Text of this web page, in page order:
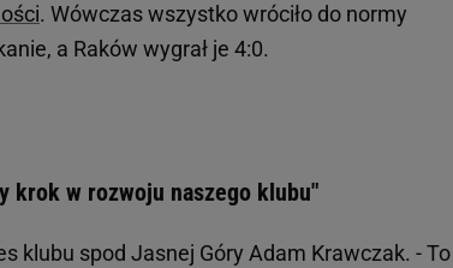
. Wówczas wszystko wróciło do normy
a Raków wygrał je 4:0.
krok w rozwoju naszego klubu"
klubu spod Jasnej Góry Adam Krawczak. - To